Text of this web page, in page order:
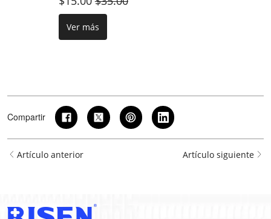
Ver más
Compartir
Artículo anterior Artículo siguiente